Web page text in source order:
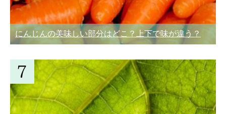
にんじんの美味しい部分はどこ？上下で味が違う？